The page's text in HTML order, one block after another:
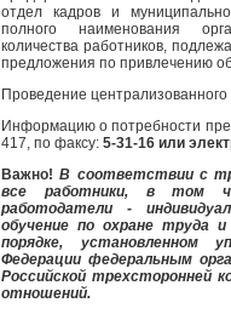
отдел кадров и
полного наименования
количества работников,
предложения по привлечению
Проведение
Информацию о потребности
417, по факсу: 5-31-16 или
Важно! В соответствии с
все работники, в том
работодатели -
обучение по охране труда
порядке, установленном
Федерации федеральным
Российской трехсторонней
отношений.